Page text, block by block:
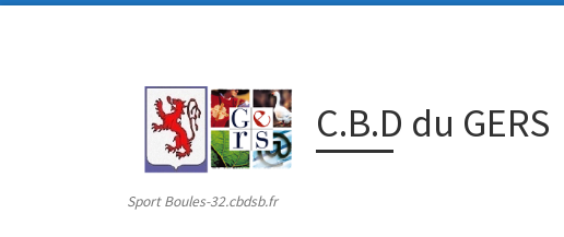
C.B.D du GERS
Sport Boules-32.cbdsb.fr